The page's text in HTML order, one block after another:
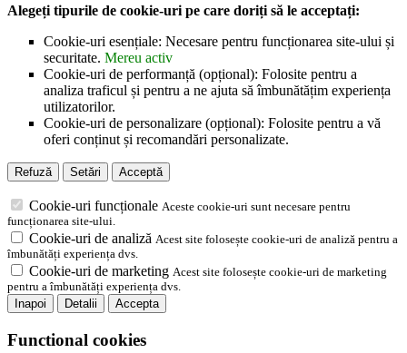
Alegeți tipurile de cookie-uri pe care doriți să le acceptați:
Cookie-uri esențiale: Necesare pentru funcționarea site-ului și
securitate. Mereu activ
Cookie-uri de performanță (opțional): Folosite pentru a
analiza traficul și pentru a ne ajuta să îmbunătățim experiența
utilizatorilor.
Cookie-uri de personalizare (opțional): Folosite pentru a vă
oferi conținut și recomandări personalizate.
Refuză Setări Acceptă
Cookie-uri funcționale Aceste cookie-uri sunt necesare pentru
funcționarea site-ului.
Cookie-uri de analiză Acest site folosește cookie-uri de analiză pentru a
îmbunătăți experiența dvs.
Cookie-uri de marketing Acest site folosește cookie-uri de marketing
pentru a îmbunătăți experiența dvs.
Inapoi
Detalii Accepta
Functional cookies